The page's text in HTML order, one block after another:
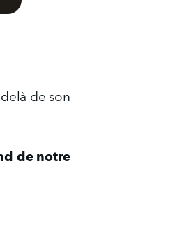
de son
de notre